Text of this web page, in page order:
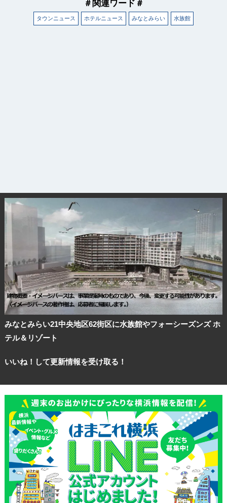
＃関連ワード＃
タウンニュース ホテルニュース みなとみらい 水族館
みなとみらい21中央地区62街区に水族館やフォーシーズンズ ホ
テル＆リゾート
いいね！して更新情報を受け取る！